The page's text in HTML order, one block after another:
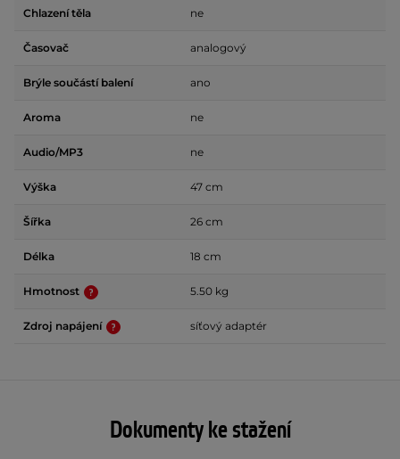
Chlazení těla ne
Časovač analogový
Brýle součástí balení ano
Aroma ne
Audio/MP3 ne
Výška 47 cm
Šířka 26 cm
Délka 18 cm
Hmotnost 5.50 kg
Zdroj napájení síťový adaptér
Dokumenty ke stažení